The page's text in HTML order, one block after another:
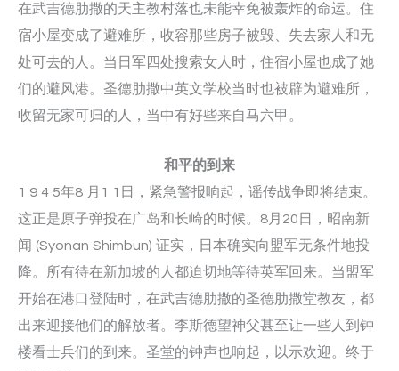
在武吉德肋撒的天主教村落也未能幸免被轰炸的命运。住
宿小屋变成了避难所，收容那些房子被毁、失去家人和无
处可去的人。当日军四处搜索女人时，住宿小屋也成了她
们的避风港。圣德肋撒中英文学校当时也被辟为避难所，
收留无家可归的人，当中有好些来自马六甲。
和平的到来
1 9 4 5年8 月1 1日，紧急警报响起，谣传战争即将结束。
这正是原子弹投在广岛和长崎的时候。8月20日，昭南新
闻 (Syonan Shimbun) 证实，日本确实向盟军无条件地投
降。所有待在新加坡的人都迫切地等待英军回来。当盟军
开始在港口登陆时，在武吉德肋撒的圣德肋撒堂教友，都
出来迎接他们的解放者。李斯德望神父甚至让一些人到钟
楼看士兵们的到来。圣堂的钟声也响起，以示欢迎。终于